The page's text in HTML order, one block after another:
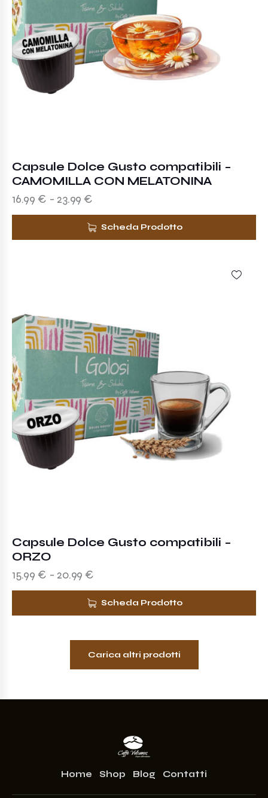
Capsule Dolce Gusto compatibili –
CAMOMILLA CON MELATONINA
16.99 € - 23.99 €
Scheda Prodotto
Capsule Dolce Gusto compatibili –
ORZO
15.99 € - 20.99 €
Scheda Prodotto
Carica altri prodotti
Home Shop Blog Contatti